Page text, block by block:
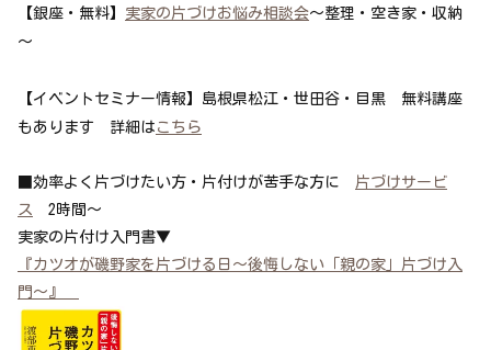
【銀座・無料】 実家の片づけお悩み相談会～整理・空き家・収納
～
【イベントセミナー情報】島根県松江・世田谷・目黒 無料講座
もあります 詳細は こちら
■効率よく片づけたい方・片付けが苦手な方に 片づけサービ
ス 2時間～
実家の片付け入門書▼
『カツオが磯野家を片づける日～後悔しない「親の家」片づけ入
門～』